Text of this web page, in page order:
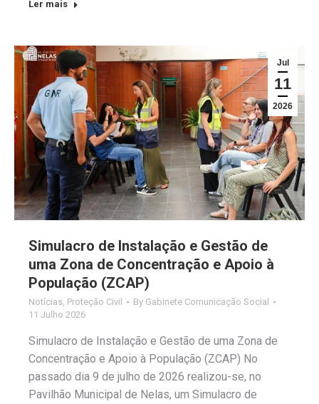
Ler mais
Jul
11
2026
Simulacro de Instalação e Gestão de
uma Zona de Concentração e Apoio à
População (ZCAP)
Notícias Proteção Civil By Gabinete Comunicação Social
11 Julho 2026
Simulacro de Instalação e Gestão de uma Zona de
Concentração e Apoio à População (ZCAP) No
passado dia 9 de julho de 2026 realizou-se, no
Pavilhão Municipal de Nelas, um Simulacro de